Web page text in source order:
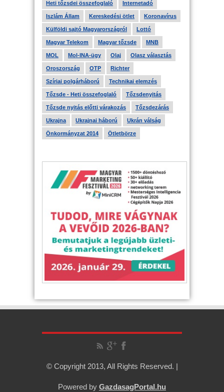
Heti tőzsdei összefoglaló Internetadó
Iszlám Állam Kereskedési ötlet Koronavírus
Külföldi sajtó Magyarországról Lottó
Magyar Telekom Magyar tőzsde MNB
MOL Mol-INA-ügy Olaj Olasz választás
Oroszország OTP Richter
Szíriai polgárháború Technikai elemzés
Tőzsde - Heti összefoglaló Tőzsdenyitás
Tőzsde nyitás előtti várakozás Tőzsdezárás
Ukrajna Ukrajnai háború Ukrán válság
Önkormányzat 2014 Ötletbörze
© Copyright 2013, All Rights Reserved. |
Powered by GazdasagPortal.hu